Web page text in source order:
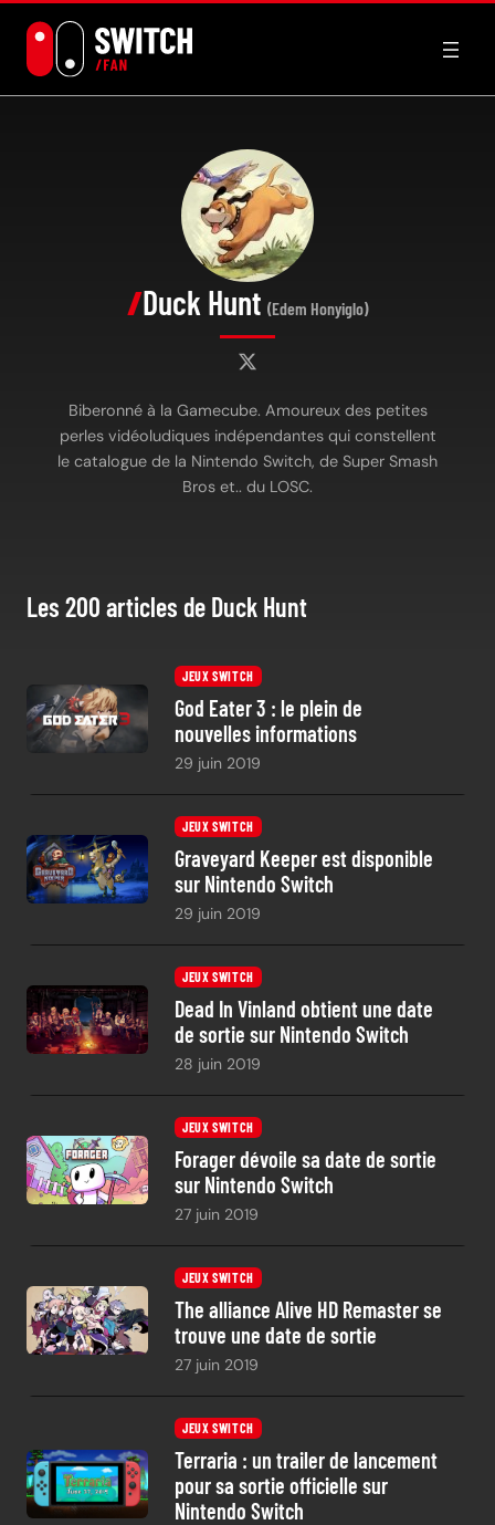
contenu
Duck Hunt (Edem Honyiglo)
Biberonné à la Gamecube. Amoureux des petites
perles vidéoludiques indépendantes qui constellent
le catalogue de la Nintendo Switch, de Super Smash
Bros et.. du LOSC.
Les 200 articles de Duck Hunt
JEUX SWITCH
God Eater 3 : le plein de
nouvelles informations
29 juin 2019
JEUX SWITCH
Graveyard Keeper est disponible
sur Nintendo Switch
29 juin 2019
JEUX SWITCH
Dead In Vinland obtient une date
de sortie sur Nintendo Switch
28 juin 2019
JEUX SWITCH
Forager dévoile sa date de sortie
sur Nintendo Switch
27 juin 2019
JEUX SWITCH
The alliance Alive HD Remaster se
trouve une date de sortie
27 juin 2019
JEUX SWITCH
Terraria : un trailer de lancement
pour sa sortie officielle sur
Nintendo Switch